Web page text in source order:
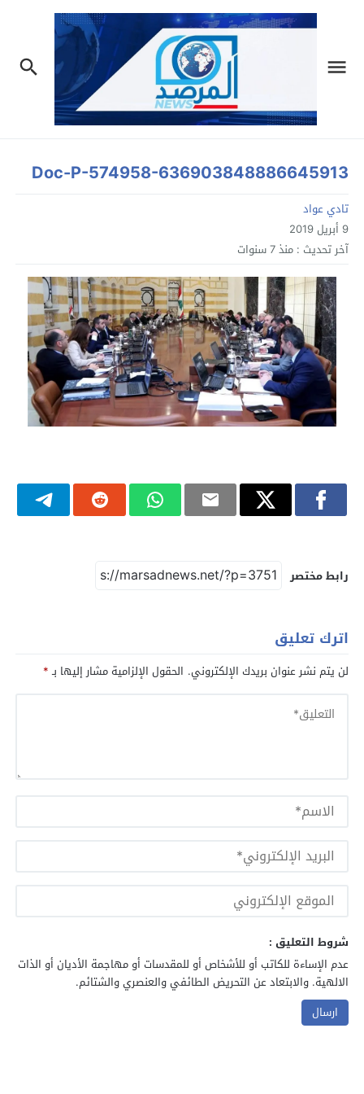
Doc-P-574958-636903848886645913
تادي عواد
9 أبريل 2019
آخر تحديث : منذ 7 سنوات
رابط مختصر
اترك تعليق
لن يتم نشر عنوان بريدك الإلكتروني. الحقول الإلزامية مشار إليها بـ*
شروط التعليق :
عدم الإساءة للكاتب أو للأشخاص أو للمقدسات أو مهاجمة الأديان أو الذات
الالهية. والابتعاد عن التحريض الطائفي والعنصري والشتائم.